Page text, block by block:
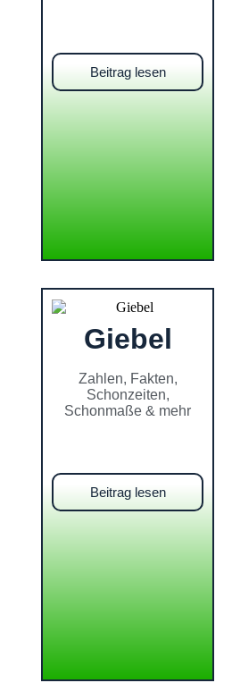
Beitrag lesen
Giebel
Zahlen, Fakten,
Schonzeiten,
Schonmaße & mehr
Beitrag lesen